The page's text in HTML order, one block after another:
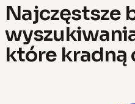
Najczęstsze
które kradną